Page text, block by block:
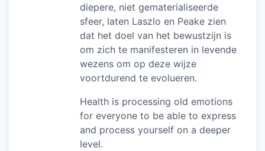
diepere, niet gematerialiseerde
sfeer, laten Laszlo en Peake zien
dat het doel van het bewustzijn is
om zich te manifesteren in levende
wezens om op deze wijze
voortdurend te evolueren.
Health is processing old emotions
for everyone to be able to express
and process yourself on a deeper
level.